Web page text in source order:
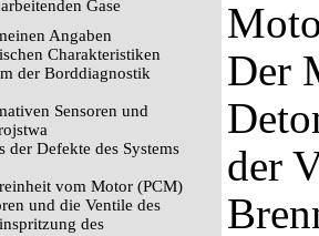
Gase
Angaben
Charakteristiken
der Borddiagnostik
Sensoren und
der Defekte des Systems
vom Motor (PCM)
und die Ventile des
des
Der
der